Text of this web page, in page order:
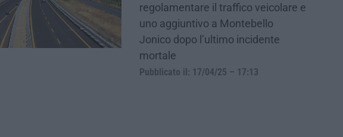
regolamentare il traffico veicolare e
uno aggiuntivo a Montebello
Jonico dopo l’ultimo incidente
mortale
Pubblicato il: 17/04/25 – 17:13